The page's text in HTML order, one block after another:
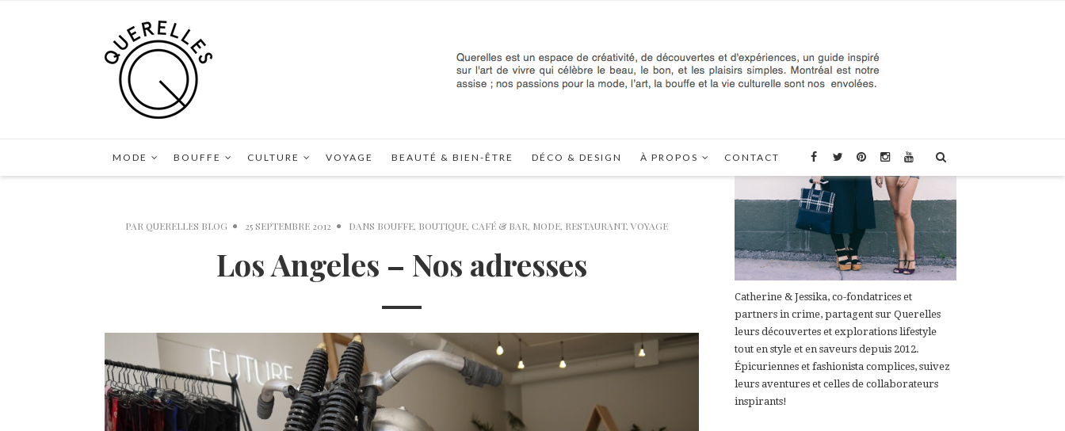
MODE BOUFFE CULTURE VOYAGE BEAUTÉ & BIEN-ÊTRE DÉCO & DESIGN À PROPOS CONTACT
PAR QUERELLES BLOG 25 SEPTEMBRE 2012 DANS BOUFFE, BOUTIQUE, CAFÉ & BAR, MODE, RESTAURANT, VOYAGE
Los Angeles – Nos adresses
Catherine & Jessika, co-fondatrices et
partners in crime, partagent sur Querelles
leurs découvertes et explorations lifestyle
tout en style et en saveurs depuis 2012.
Épicuriennes et fashionista complices, suivez
leurs aventures et celles de collaborateurs
inspirants!